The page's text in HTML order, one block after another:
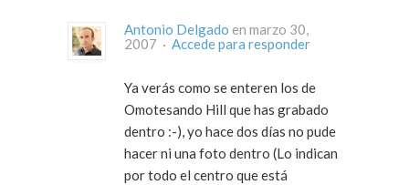
Antonio Delgado en marzo 30,
2007 · Accede para responder
Ya verás como se enteren los de
Omotesando Hill que has grabado
dentro :-), yo hace dos días no pude
hacer ni una foto dentro (Lo indican
por todo el centro que está